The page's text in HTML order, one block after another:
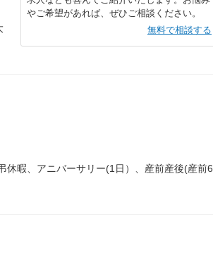
やご希望があれば、ぜひご相談ください。
無料で相談する
休暇、アニバーサリー(1日）、産前産後(産前6